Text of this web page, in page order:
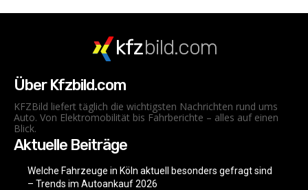
kfzbild.com
Über Kfzbild.com
KFZBild liefert täglich die wichtigsten Nachrichten rund ums
Auto. Von Elektromobilität bis Fahrberichte – alles auf einen
Blick.
Aktuelle Beiträge
Welche Fahrzeuge in Köln aktuell besonders gefragt sind
– Trends im Autoankauf 2026